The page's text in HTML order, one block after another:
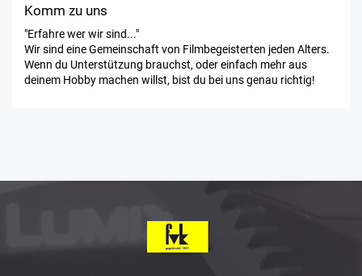
Komm zu uns
"Erfahre wer wir sind..."
Wir sind eine Gemeinschaft von Filmbegeisterten jeden Alters.
Wenn du Unterstützung brauchst, oder einfach mehr aus
deinem Hobby machen willst, bist du bei uns genau richtig!